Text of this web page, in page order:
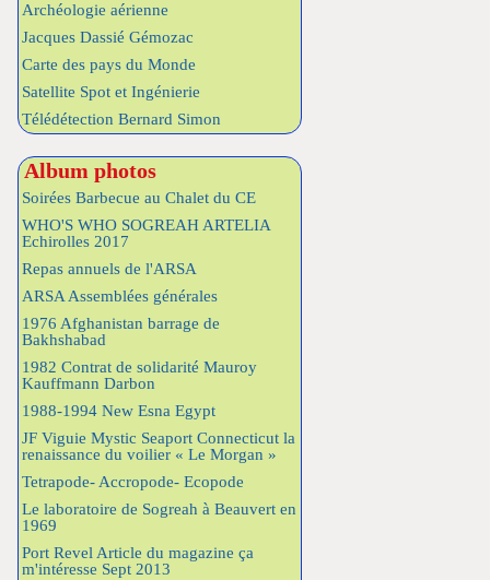
Archéologie aérienne
Jacques Dassié Gémozac
Carte des pays du Monde
Satellite Spot et Ingénierie
Télédétection Bernard Simon
Album photos
Soirées Barbecue au Chalet du CE
WHO'S WHO SOGREAH ARTELIA
Echirolles 2017
Repas annuels de l'ARSA
ARSA Assemblées générales
1976 Afghanistan barrage de
Bakhshabad
1982 Contrat de solidarité Mauroy
Kauffmann Darbon
1988-1994 New Esna Egypt
JF Viguie Mystic Seaport Connecticut la
renaissance du voilier « Le Morgan »
Tetrapode- Accropode- Ecopode
Le laboratoire de Sogreah à Beauvert en
1969
Port Revel Article du magazine ça
m'intéresse Sept 2013